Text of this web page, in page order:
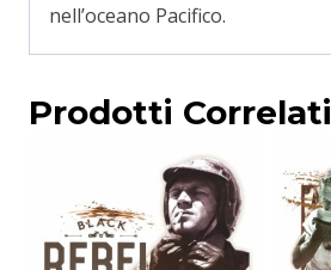
nell’oceano Pacifico.
Prodotti Correlati